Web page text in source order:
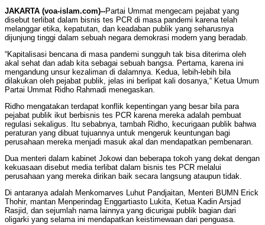
JAKARTA (voa-islam.com)--Partai Ummat mengecam pejabat yang
disebut terlibat dalam bisnis tes PCR di masa pandemi karena telah
melanggar etika, kepatutan, dan keadaban publik yang seharusnya
dijunjung tinggi dalam sebuah negara demokrasi modern yang beradab.
“Kapitalisasi bencana di masa pandemi sungguh tak bisa diterima oleh
akal sehat dan adab kita sebagai sebuah bangsa. Pertama, karena ini
mengandung unsur kezaliman di dalamnya. Kedua, lebih-lebih bila
dilakukan oleh pejabat publik, jelas ini berlipat kali dosanya,“ Ketua Umum
Partai Ummat Ridho Rahmadi menegaskan.
Ridho mengatakan terdapat konflik kepentingan yang besar bila para
pejabat publik ikut berbisnis tes PCR karena mereka adalah pembuat
regulasi sekaligus. Itu sebabnya, tambah Ridho, kecurigaan publik bahwa
peraturan yang dibuat tujuannya untuk mengeruk keuntungan bagi
perusahaan mereka menjadi masuk akal dan mendapatkan pembenaran.
Dua menteri dalam kabinet Jokowi dan beberapa tokoh yang dekat dengan
kekuasaan disebut media terlibat dalam bisnis tes PCR melalui
perusahaan yang mereka dirikan baik secara langsung ataupun tidak.
Di antaranya adalah Menkomarves Luhut Pandjaitan, Menteri BUMN Erick
Thohir, mantan Menperindag Enggartiasto Lukita, Ketua Kadin Arsjad
Rasjid, dan sejumlah nama lainnya yang dicurigai publik bagian dari
oligarki yang selama ini mendapatkan keistimewaan dari penguasa.